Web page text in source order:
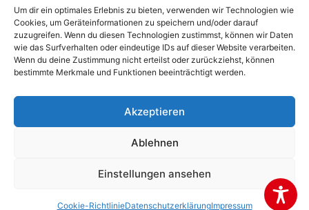
Um dir ein optimales Erlebnis zu bieten, verwenden wir Technologien wie
Cookies, um Geräteinformationen zu speichern und/oder darauf
zuzugreifen. Wenn du diesen Technologien zustimmst, können wir Daten
wie das Surfverhalten oder eindeutige IDs auf dieser Website verarbeiten.
Wenn du deine Zustimmung nicht erteilst oder zurückziehst, können
bestimmte Merkmale und Funktionen beeinträchtigt werden.
Akzeptieren
Ablehnen
Einstellungen ansehen
Cookie-RichtlinieDatenschutzerklärungImpressum
© 2002 - 2026 American Football Verein Marburg
Mercenaries e.V. |die Stadt Marburg|Impressum
Datenschutzerklärung|Cookie-Richtlinie (EU)
Kontakt